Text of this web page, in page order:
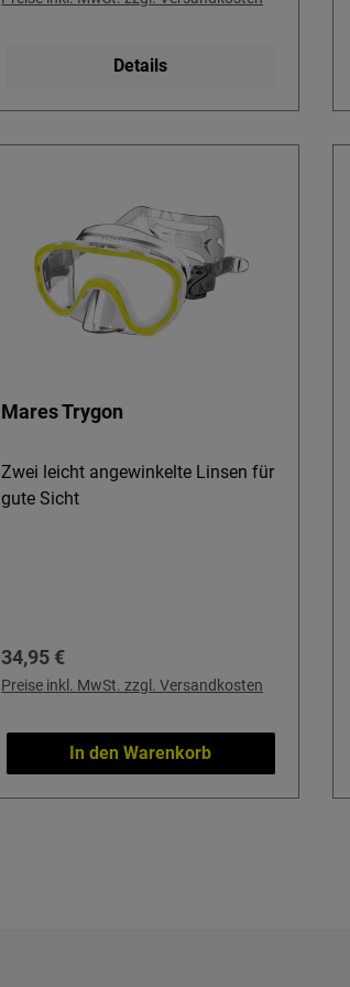
Details
Mares Trygon
Zwei leicht angewinkelte Linsen für
gute Sicht
Regulärer Preis:
34,95 €
Preise inkl. MwSt. zzgl. Versandkosten
In den Warenkorb